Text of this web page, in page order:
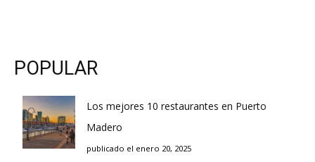
POPULAR
Los mejores 10 restaurantes en Puerto
Madero
publicado el enero 20, 2025